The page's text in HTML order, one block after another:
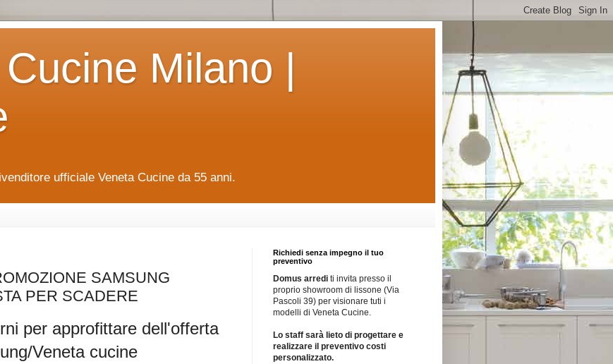
Milano |
ufficiale Veneta Cucine da 55 anni.
SAMSUNG
PER SCADERE
per approfittare dell'offerta
Veneta cucine
Richiedi senza impegno il tuo
preventivo
Domus arredi ti invita presso il
proprio showroom di lissone (Via
Pascoli 39) per visionare tuti i
modelli di Veneta Cucine.
Lo staff sarà lieto di progettare e
realizzare il preventivo costi
personalizzato.